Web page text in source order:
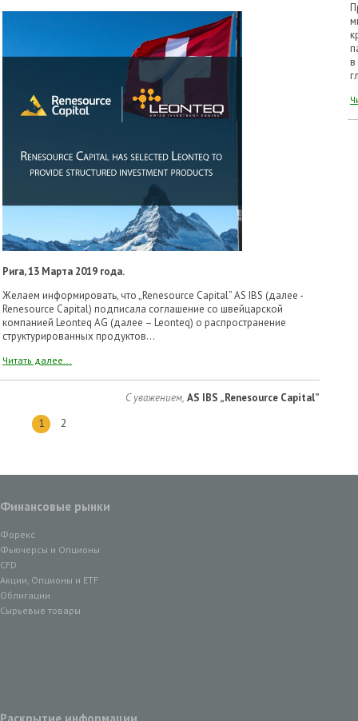
Рига, 13 Марта 2019 года.
Желаем информировать, что „Renesource Capital” AS IBS (далее -
Renesource Capital) подписала соглашение со швейцарской
компанией Leonteq AG (далее – Leonteq) о распространение
структурированных продуктов...
Читать далее...
С уважением, AS IBS „Renesource Capital”
в
1 2
Финансовые рынки
Форекс
Фьючерсы и Опционы
CFD
Акции, Опционы и ETF
Облигации
Сырьевые товары